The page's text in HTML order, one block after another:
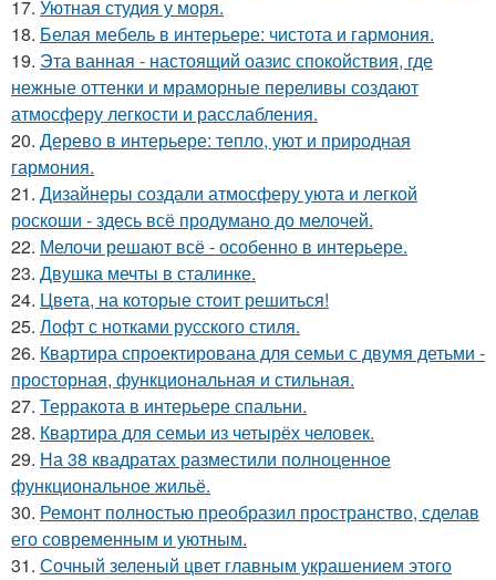
17. Уютная студия у моря.
18. Белая мебель в интерьере: чистота и гармония.
19. Эта ванная - настоящий оазис спокойствия, где
нежные оттенки и мраморные переливы создают
атмосферу легкости и расслабления.
20. Дерево в интерьере: тепло, уют и природная
гармония.
21. Дизайнеры создали атмосферу уюта и легкой
роскоши - здесь всё продумано до мелочей.
22. Мелочи решают всё - особенно в интерьере.
23. Двушка мечты в сталинке.
24. Цвета, на которые стоит решиться!
25. Лофт с нотками русского стиля.
26. Квартира спроектирована для семьи с двумя детьми -
просторная, функциональная и стильная.
27. Терракота в интерьере спальни.
28. Квартира для семьи из четырёх человек.
29. На 38 квадратах разместили полноценное
функциональное жильё.
30. Ремонт полностью преобразил пространство, сделав
его современным и уютным.
31. Сочный зеленый цвет главным украшением этого